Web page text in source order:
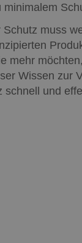
muss
mehr
Wissen zur
schnell und